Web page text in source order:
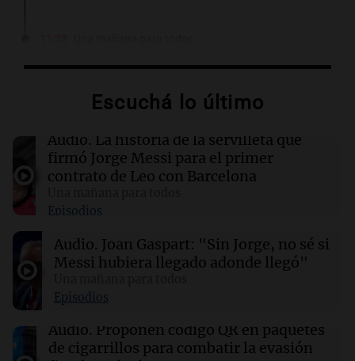
en una entrevista con Rony Vargas en 2007
Así comunicó el Sanatorio Centro la muerte de
Jorge Messi
Rosario Central despidió a Jorge Messi y
acompañó a Lionel y su familia
Detuvieron al agresor que golpeó brutalmente
al anciano de 88 años para robarle en
Concepción
Escuchá lo último
Audio. La historia de la servilleta que
firmó Jorge Messi para el primer
contrato de Leo con Barcelona
Episodios
Audio. Joan Gaspart: "Sin Jorge, no sé si
Messi hubiera llegado adonde llegó"
Episodios
Audio. Proponen código QR en paquetes
de cigarrillos para combatir la evasión